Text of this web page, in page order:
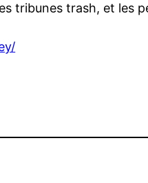
tribunes trash, et les